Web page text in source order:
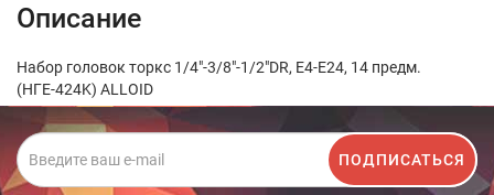
Описание
Набор головок торкс 1/4"-3/8"-1/2"DR, Е4-Е24, 14 предм.
(НГЕ-424K) ALLOID
ПОДПИСАТЬСЯ